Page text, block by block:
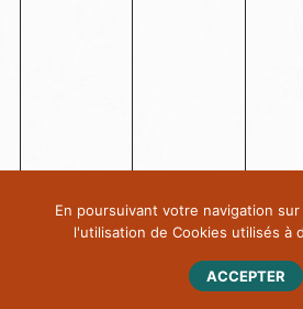
En poursuivant votre navigation
l'utilisation de Cookies utilisés à
ACCEPTER